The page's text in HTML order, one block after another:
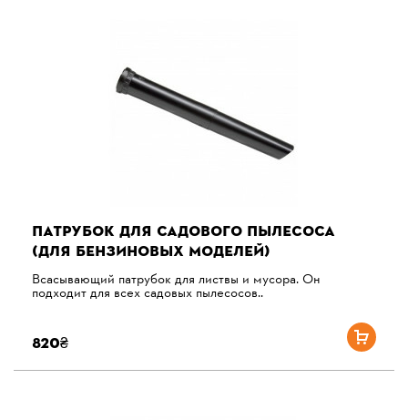
ПАТРУБОК ДЛЯ САДОВОГО ПЫЛЕСОСА
(ДЛЯ БЕНЗИНОВЫХ МОДЕЛЕЙ)
Всасывающий патрубок для листвы и мусора. Он
подходит для всех садовых пылесосов..
820₴